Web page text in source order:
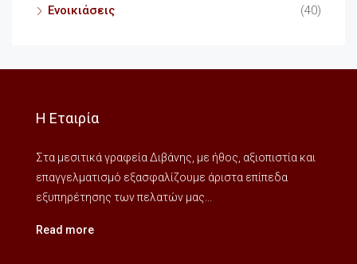
Ενοικιάσεις
(40)
Η Εταιρία
Στα μεσιτικά γραφεία Διβάνης, με ήθος, αξιοπιστία και
επαγγελματισμό εξασφαλίζουμε άριστα επίπεδα
εξυπηρέτησης των πελατών μας...
Read more